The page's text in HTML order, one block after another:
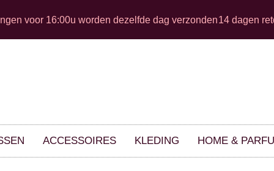
voor 16:00u worden dezelfde dag verzonden14 dagen
ACCESSOIRES KLEDING HOME &